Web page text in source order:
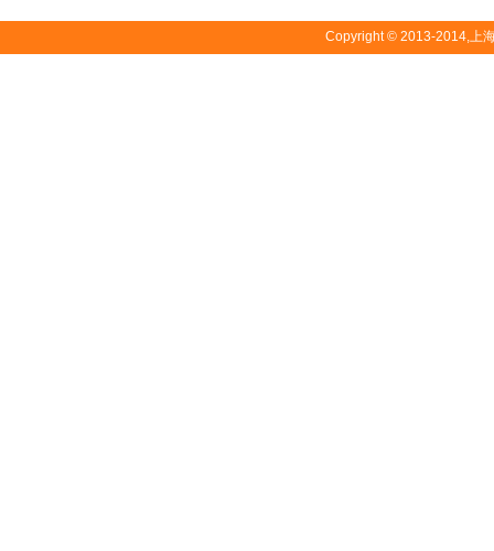
Copyright © 2013-2014,上